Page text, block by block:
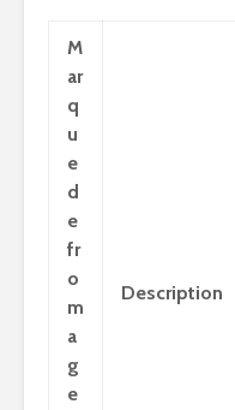
M
ar
q
u
e
d
e
fr
o
m
a
g
e
Description